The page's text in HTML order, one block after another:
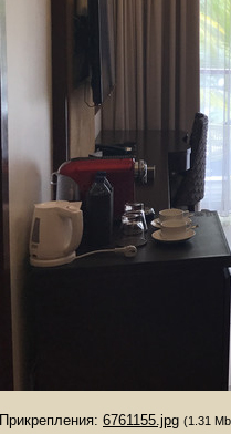
Прикрепления: 6761155.jpg (1.31